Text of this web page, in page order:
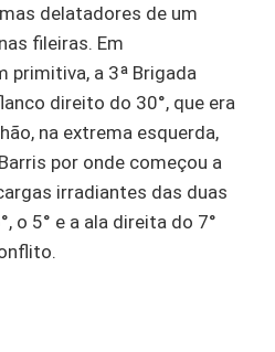
delatadores de um
fileiras. Em
primitiva, a 3ª Brigada
direito do 30°, que era
na extrema esquerda,
por onde começou a
irradiantes das duas
o 5° e a ala direita do 7°